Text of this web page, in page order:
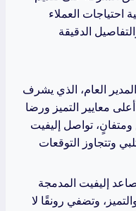
العملاء
العام، الذي يشرف
معايير التميز ورضا
تواصل إليفيت
إليفيت المدمجة
وتضفي رونقًا لا